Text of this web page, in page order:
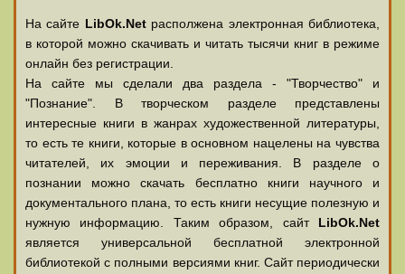
На сайте LibOk.Netрасполжена электронная библиотека,
в которой можно скачивать и читать тысячи книг в режиме
онлайн без регистрации.
На сайте мы сделали два раздела - "Творчество" и
"Познание". В творческом разделе представлены
интересные книги в жанрах художественной литературы,
то есть те книги, которые в основном нацелены на чувства
читателей, их эмоции и переживания. В разделе о
познании можно скачать бесплатно книги научного и
документального плана, то есть книги несущие полезную и
нужную информацию. Таким образом, сайт LibOk.Net
является универсальной бесплатной электронной
библиотекой с полными версиями книг. Сайт периодически